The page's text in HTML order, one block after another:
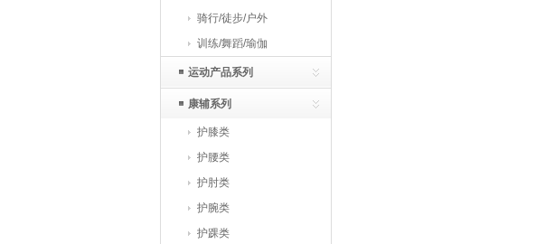
骑行/徒步/户外
训练/舞蹈/瑜伽
运动产品系列
康辅系列
护膝类
护腰类
护肘类
护腕类
护踝类